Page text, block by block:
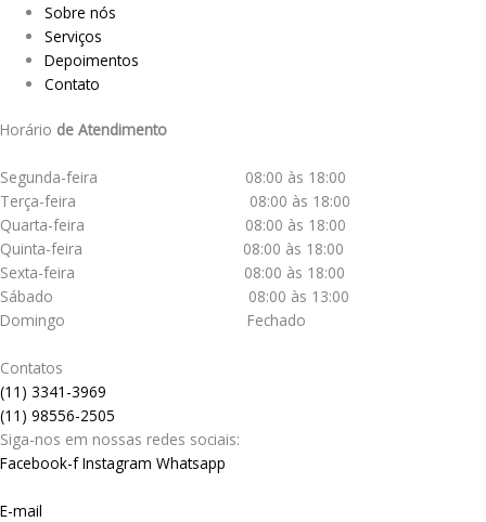
Sobre nós
Serviços
Depoimentos
Contato
Horário de Atendimento
Segunda-feira 08:00 às 18:00
Terça-feira 08:00 às 18:00
Quarta-feira 08:00 às 18:00
Quinta-feira 08:00 às 18:00
Sexta-feira 08:00 às 18:00
Sábado 08:00 às 13:00
Domingo Fechado
Contatos
(11) 3341-3969
(11) 98556-2505
Siga-nos em nossas redes sociais:
Facebook-fInstagram Whatsapp
E-mail